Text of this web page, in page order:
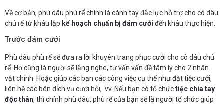
Về cơ bản, phù dâu phù rể chính là cánh tay đắc lực hỗ trợ cho cô dâu
chú rể từ khâu lập kế hoạch chuẩn bị đám cưới đến khâu thực hiện.
Trước đám cưới
Phù dâu phù rể sẽ đưa ra lời khuyên trang phục cưới cho cô dâu chú
rể. Họ cũng là người sẽ lắng nghe, tư vấn vấn đề tâm lý cho 2 nhân
vật chính. Hoặc giúp các bạn các công việc cụ thể như đặt tiệc cưới,
liên hệ các bên dịch vụ cưới hỏi,..vv. Nếu bạn có tổ chứctiệc chia tay
độc thân, thì chính phù dâu, phù rể của bạn sẽ là người tổ chức giúp